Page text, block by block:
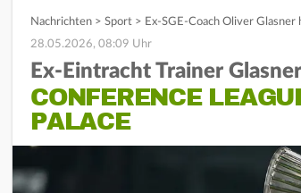
Nachrichten > Sport > Ex-SGE-Coach Oliver
28.05.2026, 08:09 Uhr
Ex-Eintracht Trainer Glasner
CONFERENCE
PALACE